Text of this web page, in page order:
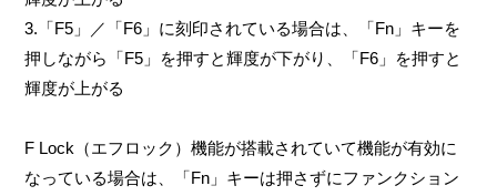
3.「F5」／「F6」に刻印されている場合は、「Fn」キーを
押しながら「F5」を押すと輝度が下がり、「F6」を押すと
輝度が上がる
F Lock（エフロック）機能が搭載されていて機能が有効に
なっている場合は、「Fn」キーは押さずにファンクション